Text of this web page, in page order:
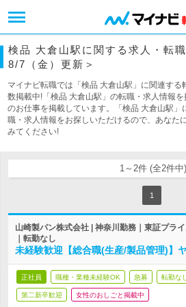
検品 大倉山駅に関する求人・転
8/7（金）更新＞
マイナビ転職では「検品 大倉山駅」に関連する
数掲載中!「検品 大倉山駅」の転職・求人情報
のお仕事を掲載しています。「検品 大倉山駅
職・求人情報をお探しいただけるので、あなた
みてください!
1～2件 (全2件中)
1
山崎製パン株式会社 | 神奈川勤務｜東証プラ
｜転勤なし
未経験歓迎【総合職(生産/製品管理)】
正社員 職種・業種未経験OK 急募 転勤な
第二新卒歓迎 女性のおしごと掲載中